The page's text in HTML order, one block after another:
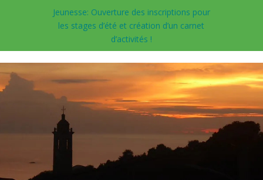
Jeunesse: Ouverture des inscriptions pour
les stages d’été et création d’un carnet
d’activités !